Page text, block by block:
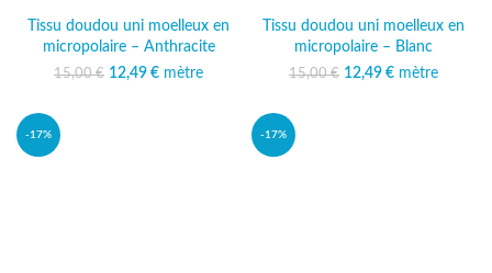
Tissu doudou uni moelleux en
micropolaire – Anthracite
15,00€ Le prix initial était :
12,49 €
Le prix
mètre
Tissu doudou uni moelleux en
micropolaire – Blanc
15,00€ Le prix initial était :
12,49 €
Le prix
mètre
-17% -17%